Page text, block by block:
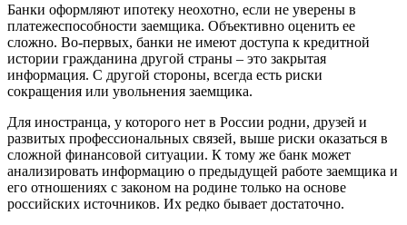
Банки оформляют ипотеку неохотно, если не уверены в
платежеспособности заемщика. Объективно оценить ее
сложно. Во-первых, банки не имеют доступа к кредитной
истории гражданина другой страны – это закрытая
информация. С другой стороны, всегда есть риски
сокращения или увольнения заемщика.
Для иностранца, у которого нет в России родни, друзей и
развитых профессиональных связей, выше риски оказаться в
сложной финансовой ситуации. К тому же банк может
анализировать информацию о предыдущей работе заемщика и
его отношениях с законом на родине только на основе
российских источников. Их редко бывает достаточно.